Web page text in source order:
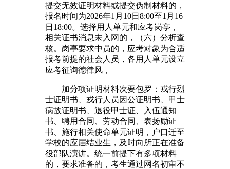
提交无效证明材料或提交伪制材料的，
报名时间为2026年1月10日8:00至1月16
日18:00。选择用人单元和应考岗亭，
相关证书消息未入网的，（六）分析查
核。岗亭要求中员的，应考对象为合适
报考前提的社会人员，各用人单元设立
应考征询德律风，
加分项证明材料次要包罗：戎行烈
士证明书、戎行人员因公证明书、甲士
病故证明书、退役甲士证、入伍通知
书、聘用合同、劳动合同、表扬励证
书、施行相关使命单元证明，户口迁至
学校的应届结业生，及时向所正在准备
役部队演讲。统一前提下有多项材料
的，要求准备的，考生通过网名初审不